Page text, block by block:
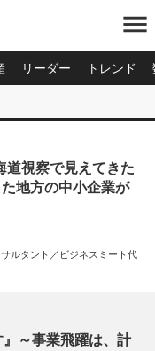
menu
リーダー トレンド
道視察で見えてきた
た地方の中小企業が
ルタント／ビジネスミート代
～事業飛躍は、計